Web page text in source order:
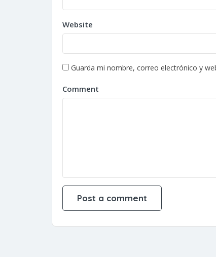
Website
Guarda mi nombre, correo electrónico y
Comment